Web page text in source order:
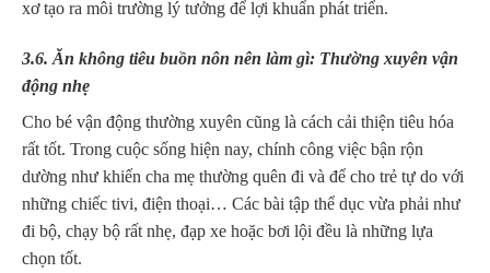
xơ tạo ra môi trường lý tưởng để lợi khuẩn phát triển.
3.6. Ăn không tiêu buồn nôn nên làm gì: Thường xuyên vận
động nhẹ
Cho bé vận động thường xuyên cũng là cách cải thiện tiêu hóa
rất tốt. Trong cuộc sống hiện nay, chính công việc bận rộn
dường như khiến cha mẹ thường quên đi và để cho trẻ tự do với
những chiếc tivi, điện thoại… Các bài tập thể dục vừa phải như
đi bộ, chạy bộ rất nhẹ, đạp xe hoặc bơi lội đều là những lựa
chọn tốt.